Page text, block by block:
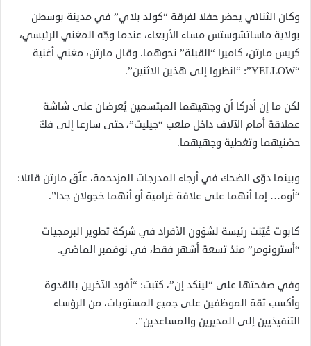
وكان الثنائي يحضر حفلا لفرقة “كولد بلاي” في مدينة بوسطن
بولاية ماساتشوستس مساء الأربعاء، عندما وجّه المغني الرئيسي،
كريس مارتن، كاميرا “القبلة” نحوهما. وقال مارتن، مغني أغنية
“YELLOW”: “انظروا إلى هذين الاثنين”.
لكن ما إن أدركا أن وجهيهما المبتسمين يُعرضان على شاشة
عملاقة أمام الآلاف داخل ملعب “جيليت”، حتى سارعا إلى فكّ
حضنيهما وتغطية وجهيهما.
وبينما دوّى الضحك في أرجاء المدرجات المزدحمة، علّق مارتن قائلا:
“أوه… إما أنهما على علاقة غرامية أو أنهما خجولان جدا”.
كابوت عُيّنت رئيسة لشؤون الأفراد في شركة تطوير البرمجيات
“أسترونومر” منذ تسعة أشهر فقط، في نوفمبر الماضي.
وفي صفحتها على “لينكد إن”، كتبت: “أقود الآخرين بالقدوة
وأكسب ثقة الموظفين على جميع المستويات، من الرؤساء
التنفيذيين إلى المديرين والمساعدين”.